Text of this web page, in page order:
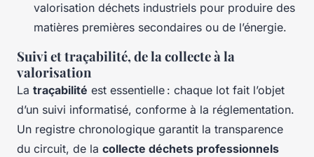
valorisation déchets industriels pour produire des
matières premières secondaires ou de l’énergie.
Suivi et traçabilité, de la collecte à la
valorisation
La traçabilité est essentielle : chaque lot fait l’objet
d’un suivi informatisé, conforme à la réglementation.
Un registre chronologique garantit la transparence
du circuit, de la collecte déchets professionnels